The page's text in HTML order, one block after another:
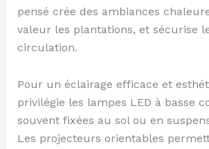
pensé crée des ambiances
valeur les plantations, et sécurise
circulation.
Pour un éclairage efficace et
privilégie les lampes LED à basse
souvent fixées au sol ou en
Les projecteurs orientables